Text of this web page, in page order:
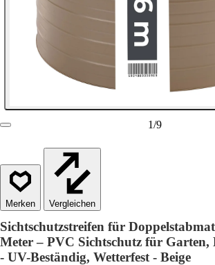
1/9
Vergleichen
Sichtschutzstreifen für
Meter – PVC Sichtschutz für Garten,
- UV-Beständig, Wetterfest - Beige